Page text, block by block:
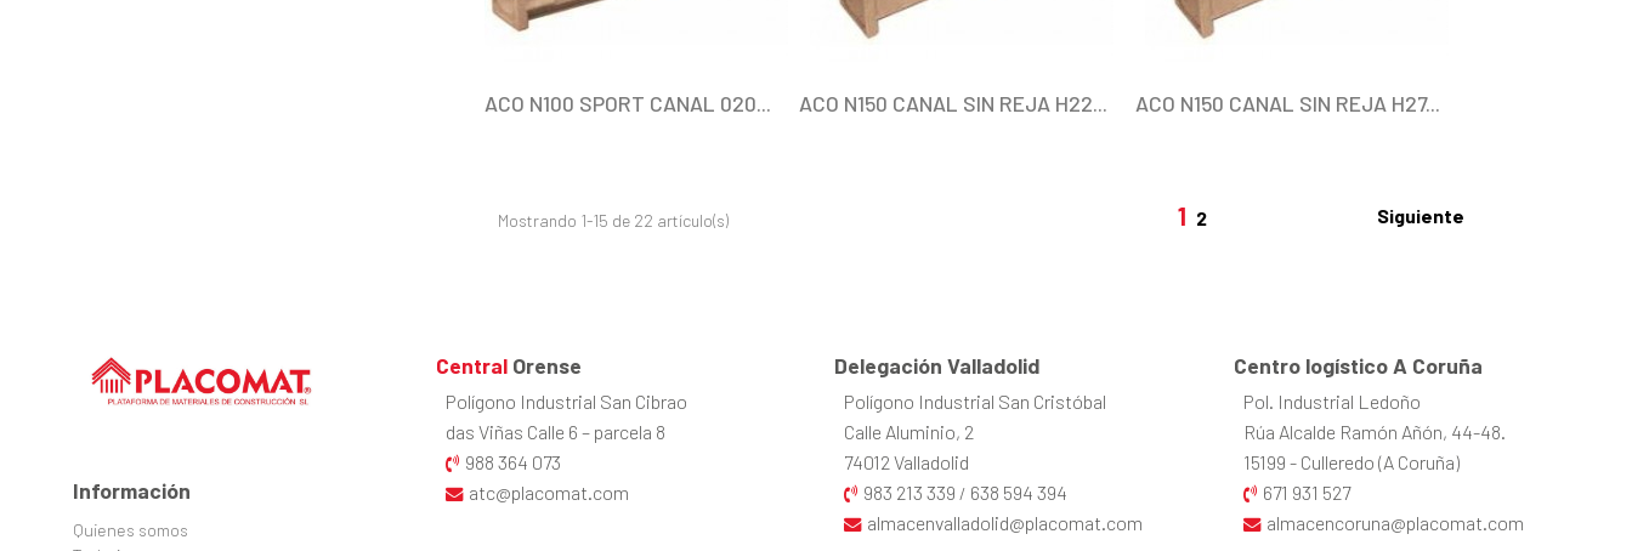
ACO N100 SPORT CANAL 020... ACO N150 CANAL SIN REJA H22... ACO N150 CANAL SIN REJA H27...
Mostrando 1-15 de 22 artículo(s) 1 2 Siguiente
Información
Quienes somos
CentralOrense
Polígono Industrial San Cibrao
das Viñas Calle 6 – parcela 8
988 364 073
atc@placomat.com
Delegación Valladolid
Polígono Industrial San Cristóbal
Calle Aluminio, 2
74012 Valladolid
983 213 339 / 638 594 394
almacenvalladolid@placomat.com
Centro logístico A Coruña
Pol. Industrial Ledoño
Rúa Alcalde Ramón Añón, 44-48.
15199 - Culleredo (A Coruña)
671 931 527
almacencoruna@placomat.com